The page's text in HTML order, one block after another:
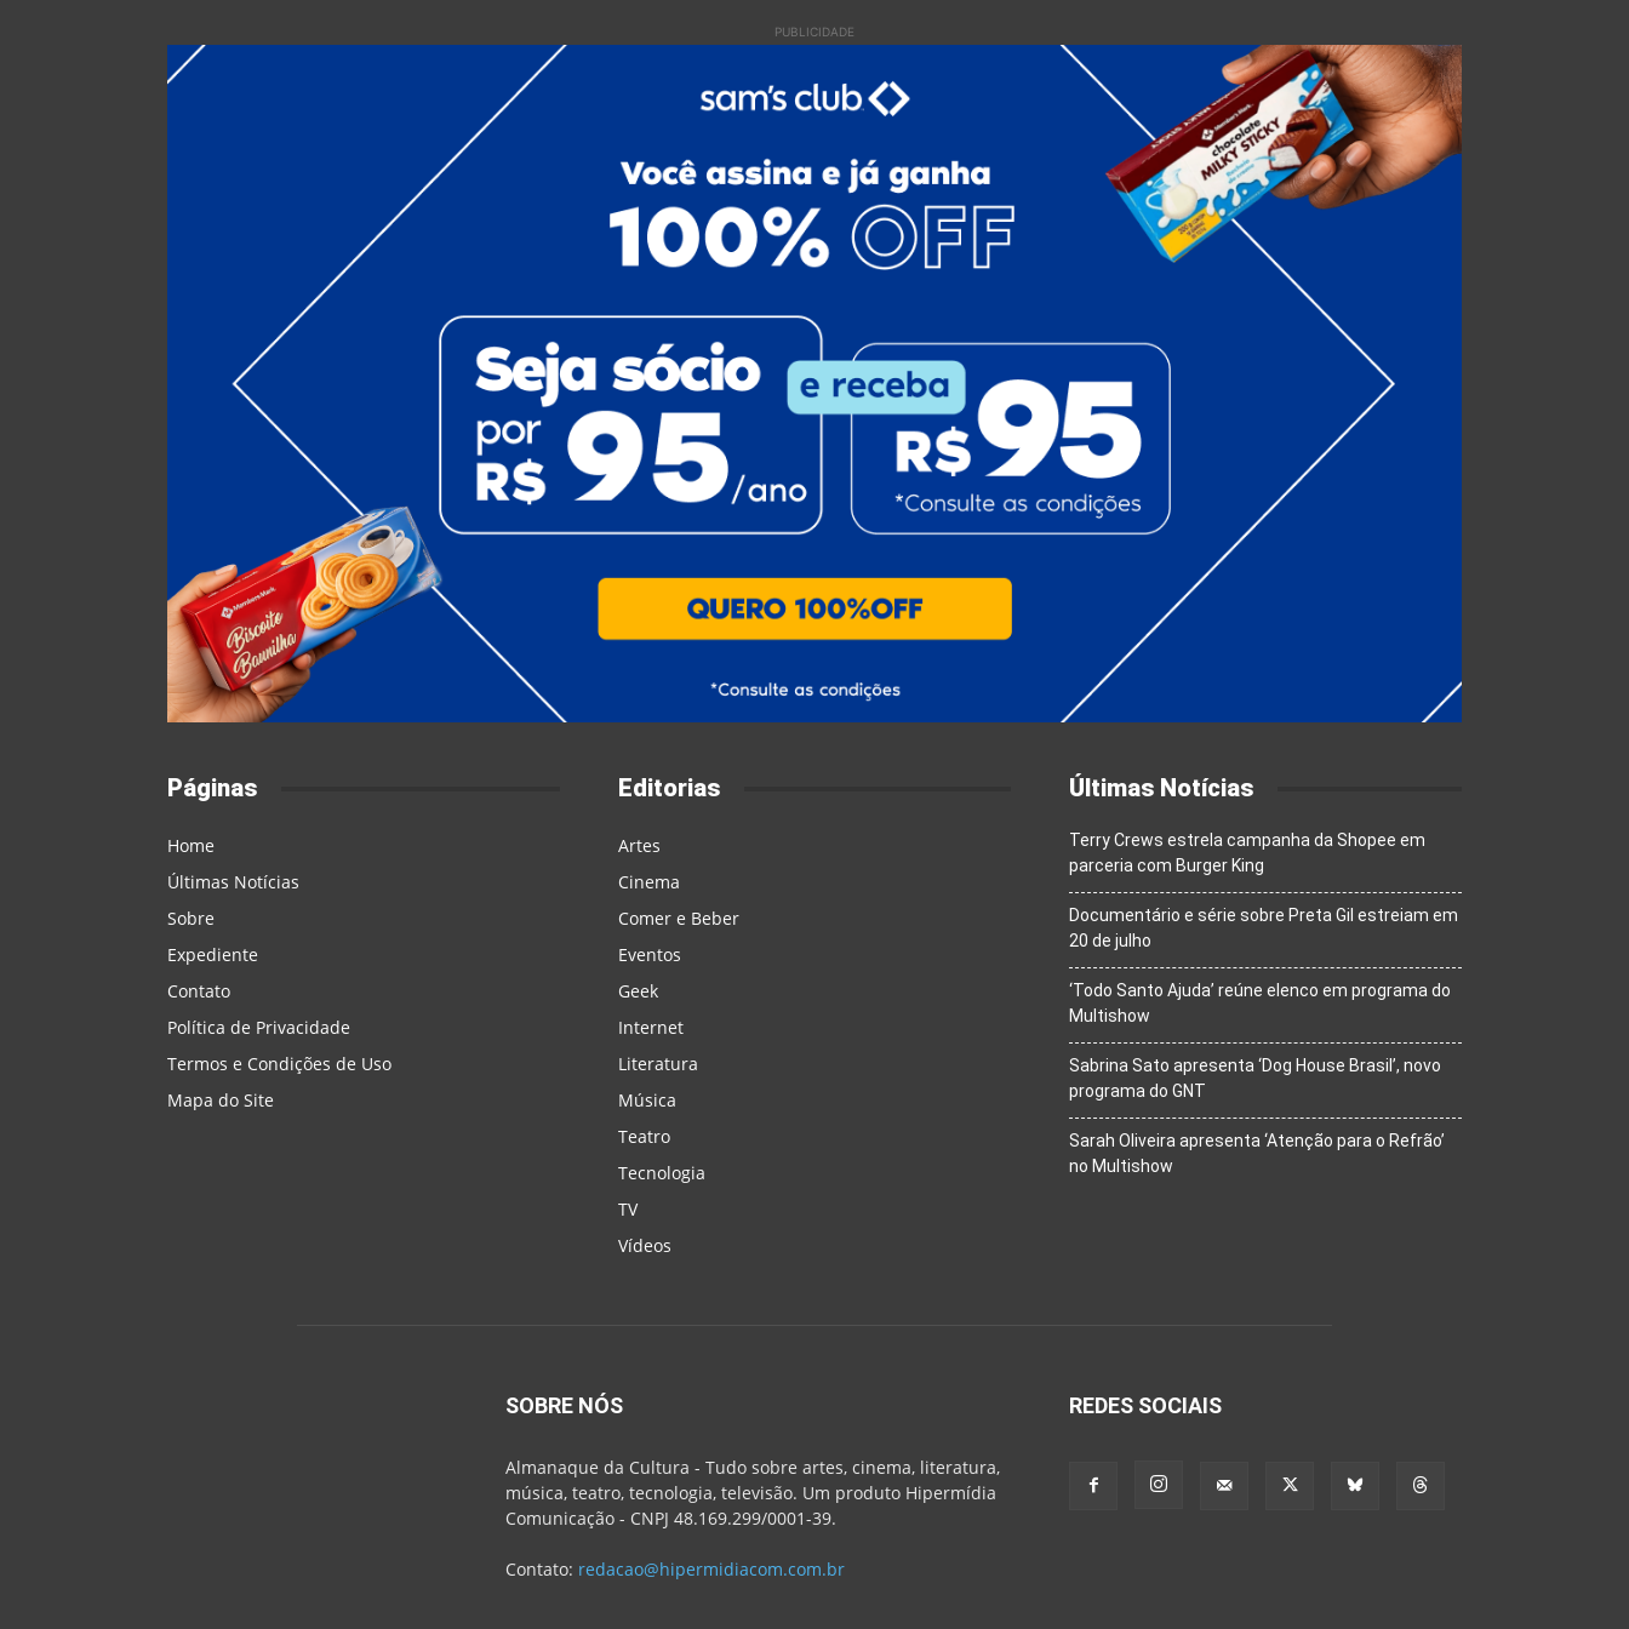
PUBLICIDADE
Páginas
Home
Últimas Notícias
Sobre
Expediente
Contato
Política de Privacidade
Termos e Condições de Uso
Mapa do Site
Editorias
Artes
Cinema
Comer e Beber
Eventos
Geek
Internet
Literatura
Música
Teatro
Tecnologia
TV
Vídeos
Últimas Notícias
Terry Crews estrela campanha da Shopee em
parceria com Burger King
Documentário e série sobre Preta Gil estreiam em
20 de julho
‘Todo Santo Ajuda’ reúne elenco em programa do
Multishow
Sabrina Sato apresenta ‘Dog House Brasil’, novo
programa do GNT
Sarah Oliveira apresenta ‘Atenção para o Refrão’
no Multishow
SOBRE NÓS
Almanaque da Cultura - Tudo sobre artes, cinema, literatura,
música, teatro, tecnologia, televisão. Um produto Hipermídia
Comunicação - CNPJ 48.169.299/0001-39.
Contato: redacao@hipermidiacom.com.br
REDES SOCIAIS